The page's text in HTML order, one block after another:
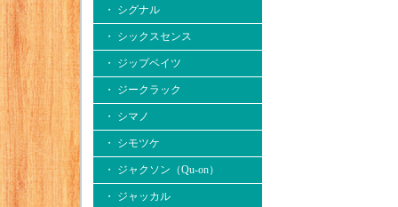
・ シグナル
・ シックスセンス
・ ジップベイツ
・ ジークラック
・ シマノ
・ シモツケ
・ ジャクソン（Qu-on）
・ ジャッカル